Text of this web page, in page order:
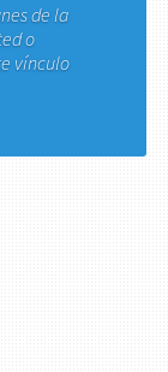
de la
o
vínculo